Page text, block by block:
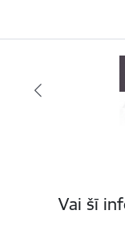
Vai šī